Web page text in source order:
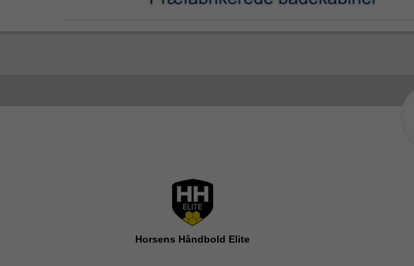
Horsens Håndbold Elite